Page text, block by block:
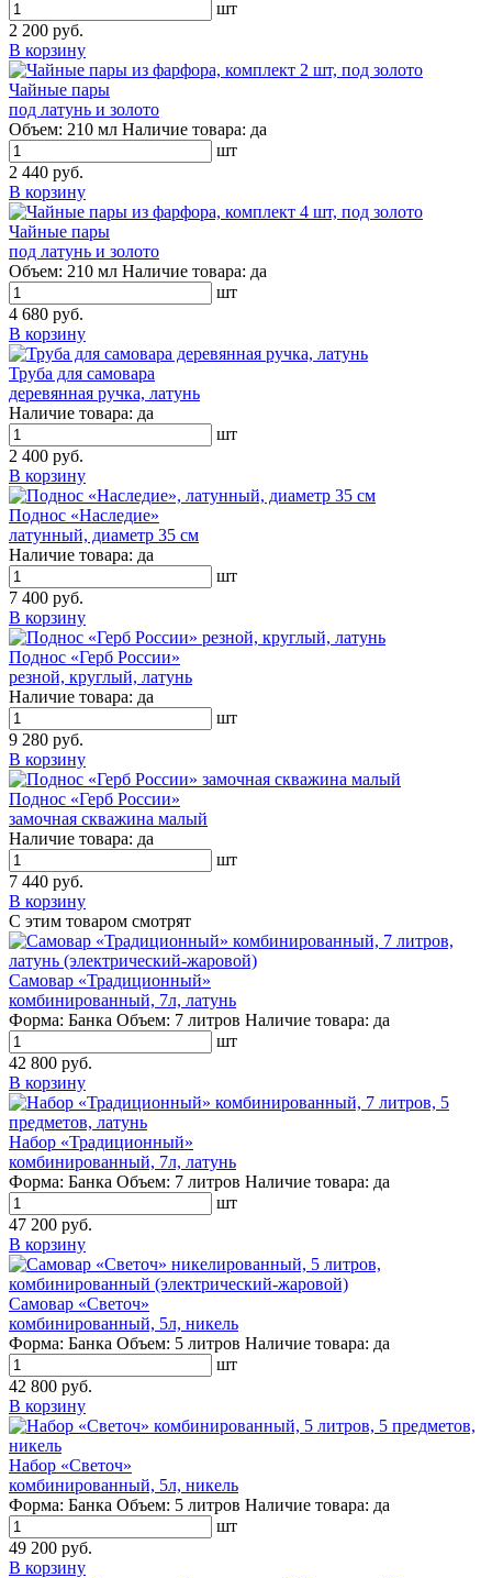
шт
2 200 руб.
В корзину
Чайные пары
под латунь и золото
Объем: 210 мл Наличие товара: да
шт
2 440 руб.
В корзину
Чайные пары
под латунь и золото
Объем: 210 мл Наличие товара: да
шт
4 680 руб.
В корзину
Труба для самовара
деревянная ручка, латунь
Наличие товара: да
шт
2 400 руб.
В корзину
Поднос «Наследие»
латунный, диаметр 35 см
Наличие товара: да
шт
7 400 руб.
В корзину
Поднос «Герб России»
резной, круглый, латунь
Наличие товара: да
шт
9 280 руб.
В корзину
Поднос «Герб России»
замочная скважина малый
Наличие товара: да
шт
7 440 руб.
В корзину
С этим товаром смотрят
Самовар «Традиционный»
комбинированный, 7л, латунь
Форма: Банка Объем: 7 литров Наличие товара: да
шт
42 800 руб.
В корзину
Набор «Традиционный»
комбинированный, 7л, латунь
Форма: Банка Объем: 7 литров Наличие товара: да
шт
47 200 руб.
В корзину
Самовар «Светоч»
комбинированный, 5л, никель
Форма: Банка Объем: 5 литров Наличие товара: да
шт
42 800 руб.
В корзину
Набор «Светоч»
комбинированный, 5л, никель
Форма: Банка Объем: 5 литров Наличие товара: да
шт
49 200 руб.
В корзину